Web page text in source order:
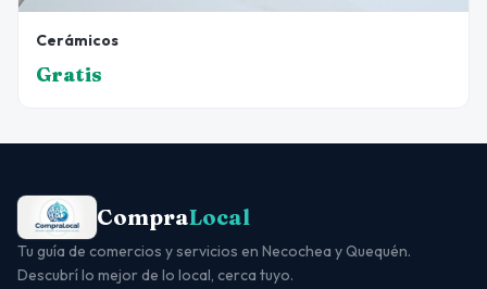
Cerámicos
Gratis
CompraLocal
Tu guía de comercios y servicios en Necochea y Quequén.
Descubrí lo mejor de lo local, cerca tuyo.